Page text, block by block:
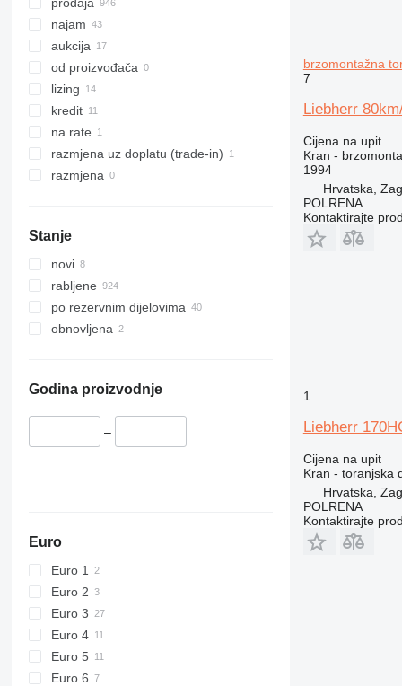
LTM 1250
LTM 1300
LTM 1350
LTM 1400
LTM 1450
LTM 1500
LTM 1650
LTM 1750
prodaja
najam
aukcija
od proizvođača
lizing
kredit
na rate
razmjena uz doplatu (trade-in)
razmjena
Stanje
novi
rabljene
po rezervnim dijelovima
obnovljena
Godina proizvodnje
–
Euro
Euro 1
Euro 2
Euro 3
Euro 4
Euro 5
Euro 6
brzomontažna
7
Liebherr
Cijena na upit
Kran -
1994
Hrvatska,
POLRENA
Kontaktirajte
1
Liebherr
Cijena na upit
Kran - toranjska
Hrvatska,
POLRENA
Kontaktirajte